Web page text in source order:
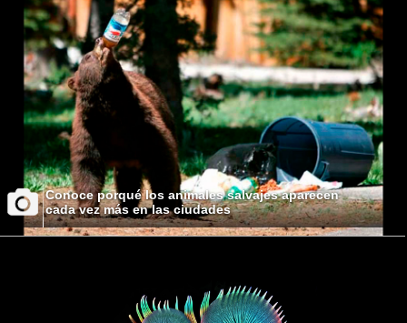
Conoce porqué los animales salvajes aparecen
cada vez más en las ciudades